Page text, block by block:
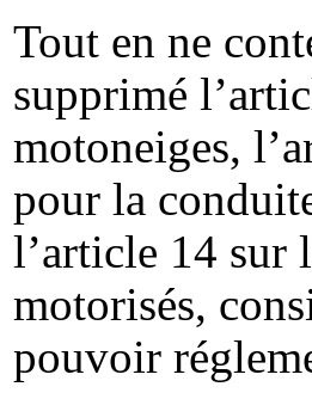
Tout en ne
supprimé
motoneiges,
pour la
l’article 14 sur
motorisés,
pouvoir